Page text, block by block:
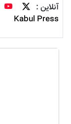
آنلاین :
Kabul Press